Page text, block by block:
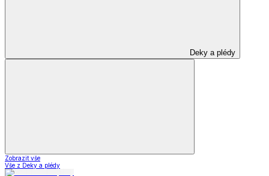
Deky a plédy
Zobrazit vše
Vše z Deky a plédy